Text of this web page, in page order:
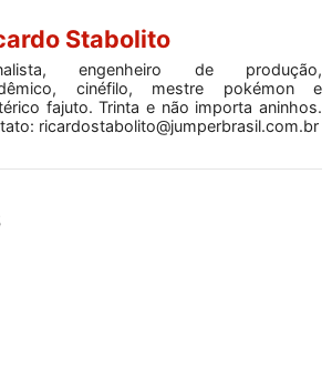
Stabolito
engenheiro de produção,
cinéfilo, mestre pokémon e
fajuto. Trinta e não importa aninhos.
ricardostabolito@jumperbrasil.com.br